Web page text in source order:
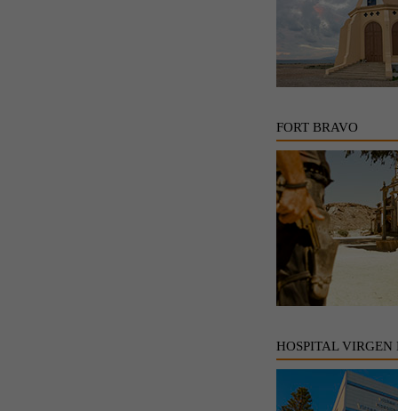
FORT BRAVO
HOSPITAL VIRGEN